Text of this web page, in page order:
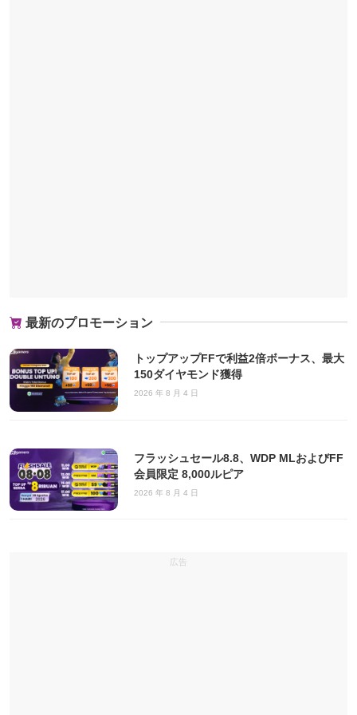
最新のプロモーション
トップアップFFで利益2倍ボーナス、最大
150ダイヤモンド獲得
2026 年 8 月 4 日
フラッシュセール8.8、WDP MLおよびFF
会員限定 8,000ルピア
2026 年 8 月 4 日
広告